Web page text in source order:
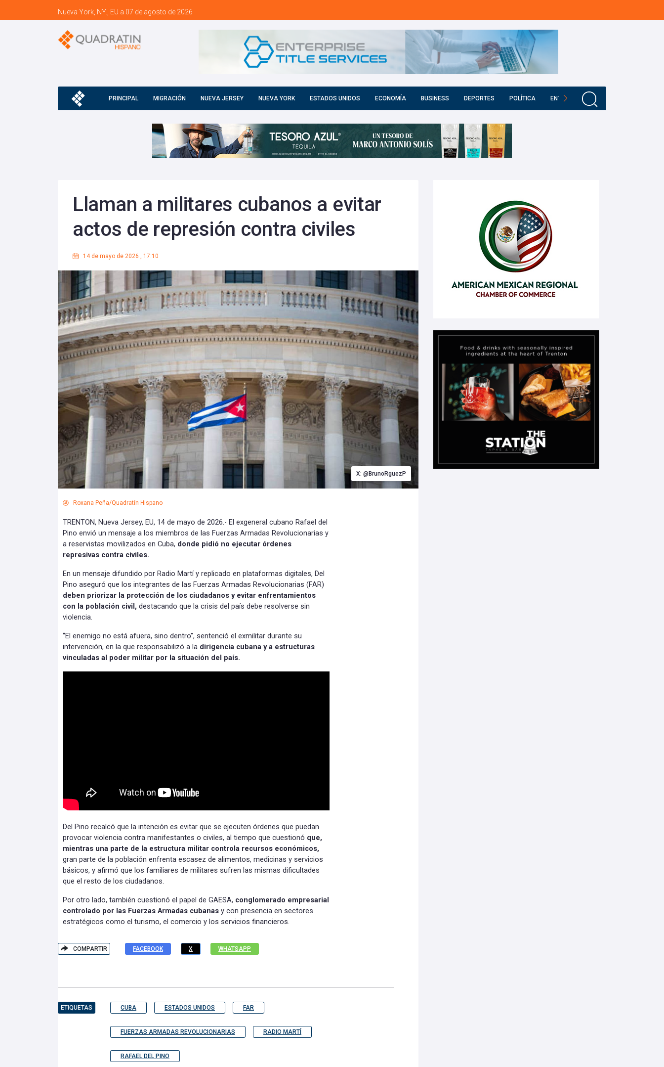
Nueva York, NY., EU a 07 de agosto de 2026
PRINCIPAL MIGRACIÓN NUEVA JERSEY NUEVA YORK ESTADOS UNIDOS ECONOMÍA BUSINESS DEPORTES POLÍTICA ENTRETENIMIENTO
Llaman a militares cubanos a evitar
actos de represión contra civiles
14 de mayo de 2026 , 17:10
X: @BrunoRguezP
Roxana Peña/Quadratín Hispano
TRENTON, Nueva Jersey, EU, 14 de mayo de 2026.- El exgeneral cubano Rafael del
Pino envió un mensaje a los miembros de las Fuerzas Armadas Revolucionarias y
a reservistas movilizados en Cuba, donde pidió no ejecutar órdenes
represivas contra civiles.
En un mensaje difundido por Radio Martí y replicado en plataformas digitales, Del
Pino aseguró que los integrantes de las Fuerzas Armadas Revolucionarias (FAR)
deben priorizar la protección de los ciudadanos y evitar enfrentamientos
con la población civil, destacando que la crisis del país debe resolverse sin
violencia.
“El enemigo no está afuera, sino dentro”, sentenció el exmilitar durante su
intervención, en la que responsabilizó a la dirigencia cubana y a estructuras
vinculadas al poder militar por la situación del país.
Del Pino recalcó que la intención es evitar que se ejecuten órdenes que puedan
provocar violencia contra manifestantes o civiles, al tiempo que cuestionó que,
mientras una parte de la estructura militar controla recursos económicos,
gran parte de la población enfrenta escasez de alimentos, medicinas y servicios
básicos, y afirmó que los familiares de militares sufren las mismas dificultades
que el resto de los ciudadanos.
Por otro lado, también cuestionó el papel de GAESA, conglomerado empresarial
controlado por las Fuerzas Armadas cubanas y con presencia en sectores
estratégicos como el turismo, el comercio y los servicios financieros.
COMPARTIR FACEBOOK X WHATSAPP
ETIQUETAS CUBA ESTADOS UNIDOS FAR
FUERZAS ARMADAS REVOLUCIONARIAS RADIO MARTÍ
RAFAEL DEL PINO